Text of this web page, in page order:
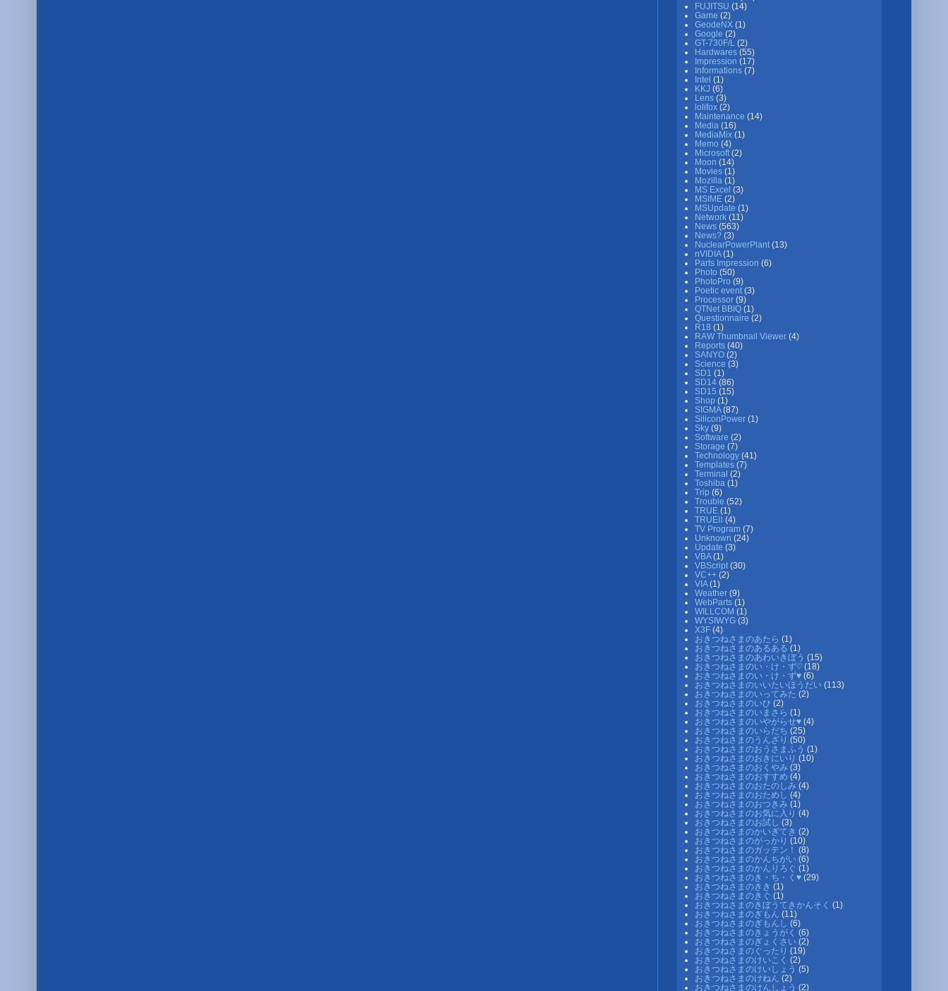
FUJITSU (14)
Game (2)
GeodeNX (1)
Google (2)
GT-730F/L (2)
Hardwares (55)
Impression (17)
Informations (7)
Intel (1)
KKJ (6)
Lens (3)
lolifox (2)
Maintenance (14)
Media (16)
MediaMix (1)
Memo (4)
Microsoft (2)
Moon (14)
Movies (1)
Mozilla (1)
MS Excel (3)
MSIME (2)
MSUpdate (1)
Network (11)
News (563)
News? (3)
NuclearPowerPlant (13)
nVIDIA(1)
Parts Impression (6)
Photo (50)
PhotoPro (9)
Poetic event (3)
Processor (9)
QTNet BBIQ (1)
Questionnaire (2)
R18 (1)
RAW Thumbnail Viewer (4)
Reports (40)
SANYO (2)
Science (3)
SD1 (1)
SD14 (86)
SD15 (15)
Shop (1)
SIGMA(87)
SiliconPower (1)
Sky (9)
Software (2)
Storage (7)
Technology (41)
Templates (7)
Terminal (2)
Toshiba (1)
Trip (6)
Trouble (52)
TRUE (1)
TRUEⅡ (4)
TV Program (7)
Unknown (24)
Update (3)
VBA(1)
VBScript (30)
VC++ (2)
VIA(1)
Weather (9)
WebParts (1)
WILLCOM (1)
WYSIWYG (3)
X3F (4)
おきつねさまのあたら (1)
おきつねさまのあるある (1)
おきつねさまのあわいきぼう (15)
おきつねさまのい・け・ず♡ (18)
おきつねさまのい・け・ず♥ (6)
おきつねさまのいいたいほうだい (113)
おきつねさまのいってみた (2)
おきつねさまのいひ (2)
おきつねさまのいまさら (1)
おきつねさまのいやがらせ♥ (4)
おきつねさまのいらだち (25)
おきつねさまのうんざり (50)
おきつねさまのおうさまふう (1)
おきつねさまのおきにいり (10)
おきつねさまのおくやみ (3)
おきつねさまのおすすめ (4)
おきつねさまのおたのしみ (4)
おきつねさまのおためし (4)
おきつねさまのおつきみ (1)
おきつねさまのお気に入り (4)
おきつねさまのお試し (3)
おきつねさまのかいぎてき (2)
おきつねさまのがっかり (10)
おきつねさまのガッテン！ (8)
おきつねさまのかんちがい (6)
おきつねさまのかんりろぐ (1)
おきつねさまのき・ち・く♥ (29)
おきつねさまのきき (1)
おきつねさまのきぐ (1)
おきつねさまのきぼうてきかんそく (1)
おきつねさまのぎもん (11)
おきつねさまのぎもんし (6)
おきつねさまのきょうがく (6)
おきつねさまのぎょくさい (2)
おきつねさまのぐったり (19)
おきつねさまのけいこく (2)
おきつねさまのけいしょう (5)
おきつねさまのけねん (2)
おきつねさまのけんしょう (2)